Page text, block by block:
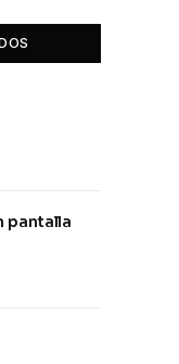
pantalla